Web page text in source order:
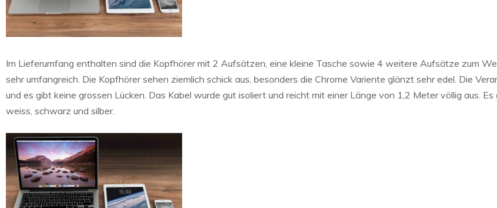
Im Lieferumfang enthalten sind die Kopfhörer mit 2 Aufsätzen, eine kleine Tasche sowie 4 weitere Aufsätze zum
sehr umfangreich. Die Kopfhörer sehen ziemlich schick aus, besonders die Chrome Variente glänzt sehr edel. Die
und es gibt keine grossen Lücken. Das Kabel wurde gut isoliert und reicht mit einer Länge von 1,2 Meter völlig aus. Es
weiss, schwarz und silber.